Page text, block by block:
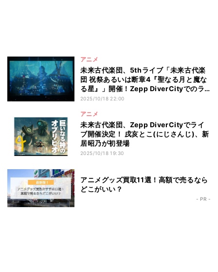
アニメ
未来古代楽団、5thライブ「未来古代楽
団 祝祭あるいは断章4『聖なる月と魔な
る星』」開催！Zepp DiverCityでのラ
イブも決定
2025/10/18 22:00
アニメ
未来古代楽団、Zepp DiverCityでライ
ブ開催決定！ 戌亥とこ(にじさんじ)、新
居昭乃が初登場
2025/10/18 19:30
アニメグッズ買取11選！高額で売るなら
どこがいい？
- PR -